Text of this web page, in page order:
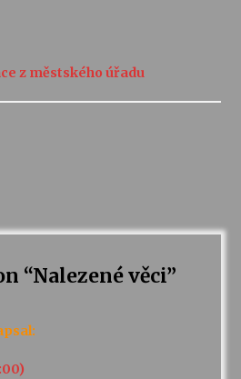
recitál Michala Novenka v Klášteře
z městského úřadu
“Nalezené věci”